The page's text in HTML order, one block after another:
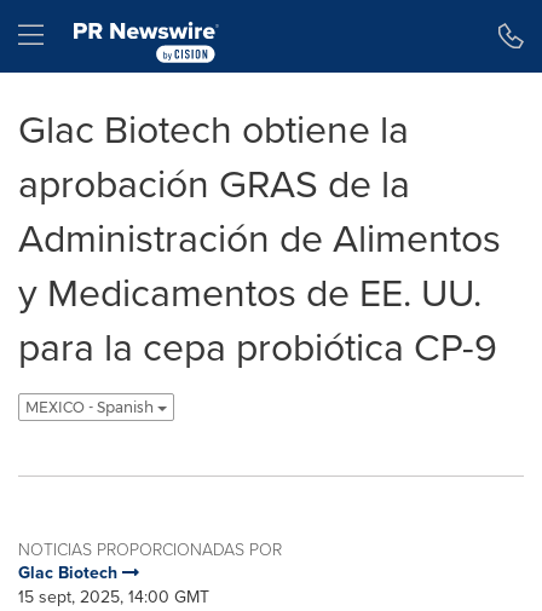
Hamburger menu
Glac Biotech obtiene la
aprobación GRAS de la
Administración de Alimentos
y Medicamentos de EE. UU.
para la cepa probiótica CP-9
MEXICO - Spanish
NOTICIAS PROPORCIONADAS POR
Glac Biotech
15 sept, 2025, 14:00 GMT